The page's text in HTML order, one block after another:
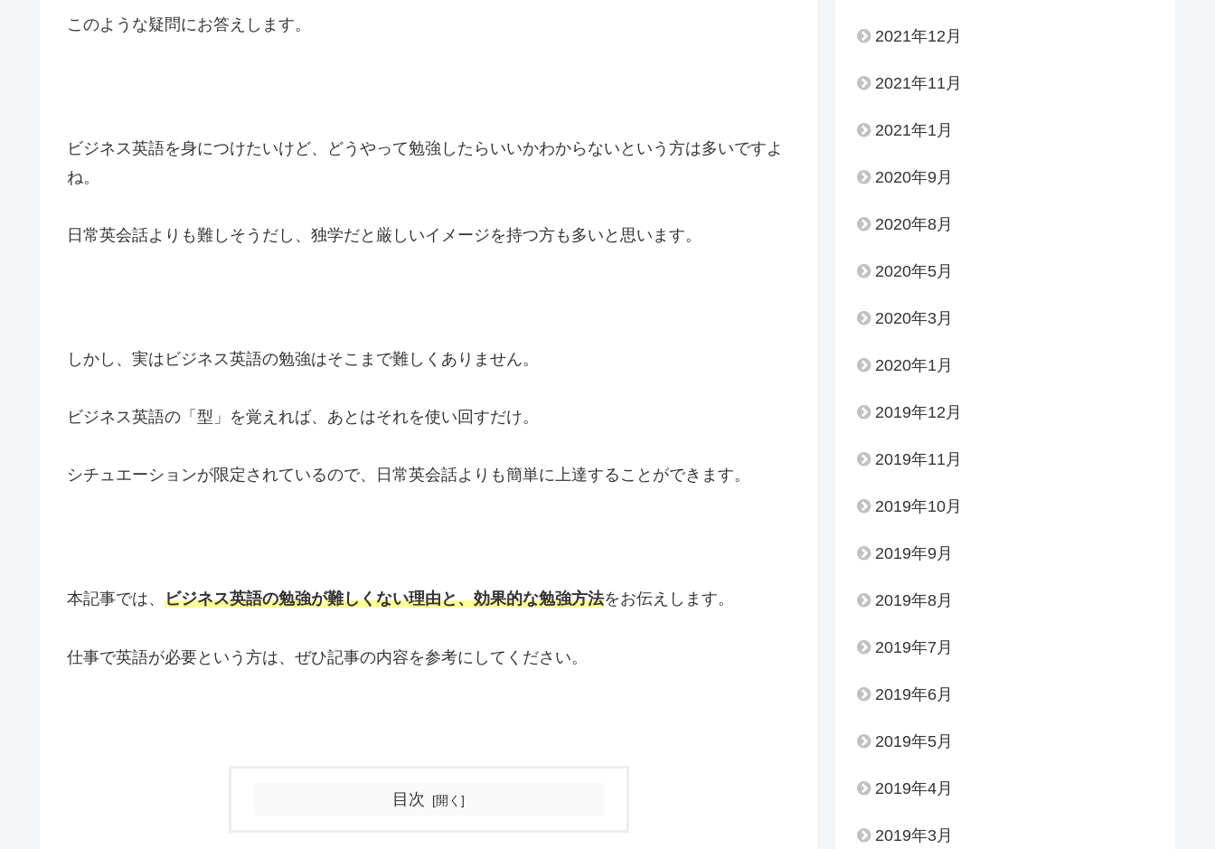
このような疑問にお答えします。
ビジネス英語を身につけたいけど、どうやって勉強したらいいかわからないという方は多いですよ
ね。
日常英会話よりも難しそうだし、独学だと厳しいイメージを持つ方も多いと思います。
しかし、実はビジネス英語の勉強はそこまで難しくありません。
ビジネス英語の「型」を覚えれば、あとはそれを使い回すだけ。
シチュエーションが限定されているので、日常英会話よりも簡単に上達することができます。
本記事では、 ビジネス英語の勉強が難しくない理由と、効果的な勉強方法をお伝えします。
仕事で英語が必要という方は、ぜひ記事の内容を参考にしてください。
目次
2021年12月
2021年11月
2021年1月
2020年9月
2020年8月
2020年5月
2020年3月
2020年1月
2019年12月
2019年11月
2019年10月
2019年9月
2019年8月
2019年7月
2019年6月
2019年5月
2019年4月
2019年3月